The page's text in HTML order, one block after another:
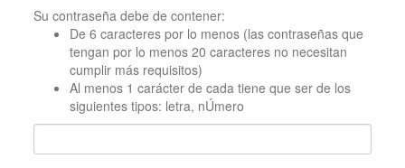
Su contraseña debe de contener:
De 6 caracteres por lo menos (las contraseñas que
tengan por lo menos 20 caracteres no necesitan
cumplir más requisitos)
Al menos 1 carácter de cada tiene que ser de los
siguientes tipos: letra, nÚmero